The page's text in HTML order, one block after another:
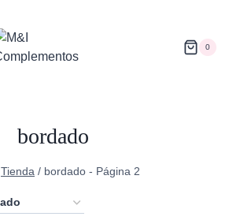
0
bordado
Tienda / bordado - Página 2